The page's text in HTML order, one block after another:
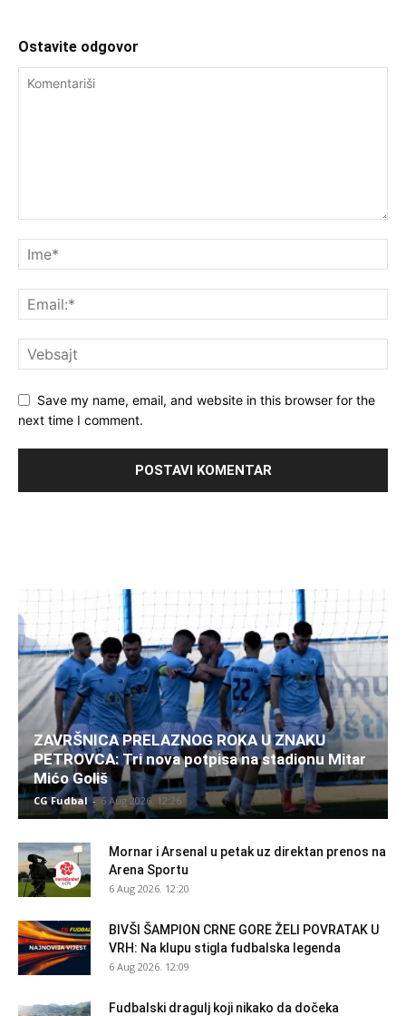
Ostavite odgovor
Save my name, email, and website in this browser for the
next time I comment.
ZAVRŠNICA PRELAZNOG ROKA U ZNAKU
PETROVCA: Tri nova potpisa na stadionu Mitar
Mićo Goliš
CG Fudbal - 6 Aug 2026. 12:26
Mornar i Arsenal u petak uz direktan prenos na
Arena Sportu
6 Aug 2026. 12:20
BIVŠI ŠAMPION CRNE GORE ŽELI POVRATAK U
VRH: Na klupu stigla fudbalska legenda
6 Aug 2026. 12:09
Fudbalski dragulj koji nikako da dočeka